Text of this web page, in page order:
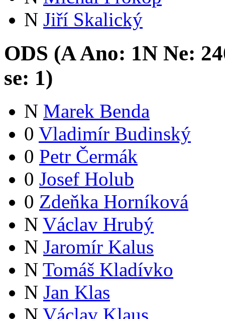
N Jiří Skalický
ODS (AAno: 1N Ne: 24
se: 1)
N Marek Benda
0 Vladimír Budinský
0 Petr Čermák
0 Josef Holub
0 Zdeňka Horníková
N Václav Hrubý
N Jaromír Kalus
N Tomáš Kladívko
N Jan Klas